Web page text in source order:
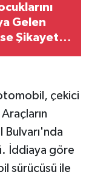
Gelen
Şikayet
çekici
Bulvarı'nda
İddiaya göre
sürücüsü ile